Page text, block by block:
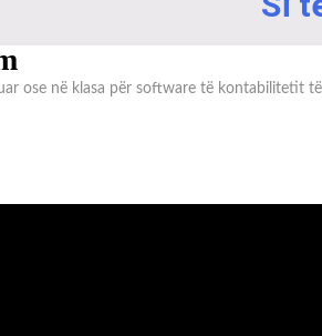
ose në klasa për software të kontabilitetit